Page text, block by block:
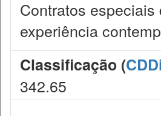
Contratos
experiência
Classificação (
342.65